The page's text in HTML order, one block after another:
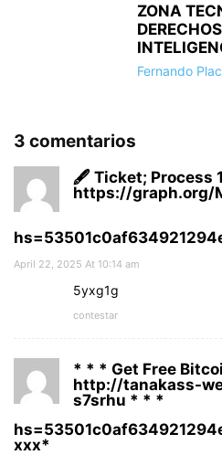
ZONA
Fernando
3 comentarios
🖋 Ticket; Process
https://graph.org/
April 22, 2025 At 10:14 am
5yxg1g
contestar
* * * Get Free
http://tanakass-
s7srhu * * *
ххх*